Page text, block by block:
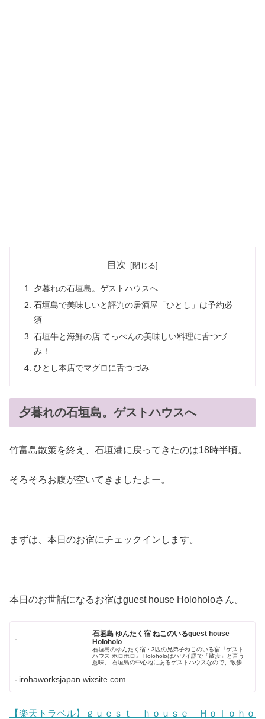
目次
夕暮れの石垣島。ゲストハウスへ
石垣島で美味しいと評判の居酒屋「ひとし」は予約必
須
石垣牛と海鮮の店 てっぺんの美味しい料理に舌つづ
み！
ひとし本店でマグロに舌つづみ
夕暮れの石垣島。ゲストハウスへ
竹富島散策を終え、石垣港に戻ってきたのは18時半頃。
そろそろお腹が空いてきましたよー。
まずは、本日のお宿にチェックインします。
本日のお世話になるお宿はguest house Holoholoさん。
石垣島 ゆんたく宿 ねこのいるguest house
Holoholo
石垣島のゆんたく宿・3匹の兄弟子ねこのいる宿『ゲスト
ハウス ホロホロ』 Holoholoはハワイ語で「散歩」と言う
意味。 石垣島の中心地にあるゲストハウスなので、散歩気
垣島ヴィレッジ・...
irohaworksjapan.wixsite.com
【楽天トラベル】ｇｕｅｓｔ ｈｏｕｓｅ Ｈｏｌｏｈｏ